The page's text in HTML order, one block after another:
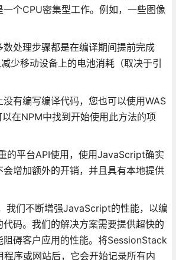
个CPU密集型工作。例如，一些图像
处理步骤都是在编译期间提前完成
少移动设备上的电池消耗（取决于引
有编写编译代码，您也可以使用WAS
在NPM中找到开始使用此方法的项
的平台API使用，使用JavaScript确实
增加额外的开销，并且具有本地提供
我们不断增强JavaScript的性能，以编
码。我们的解决方案需要提供超快的
阻碍客户应用的性能。将SessionStack
序或网站后，它会开始记录所有内